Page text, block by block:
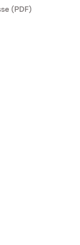
(PDF)